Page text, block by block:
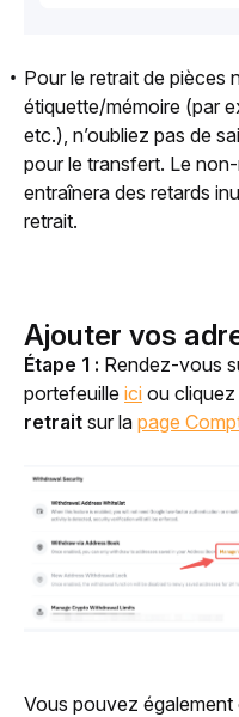
Pour le retrait de pièces
étiquette/mémoire (par
etc.), n’oubliez pas de
pour le transfert. Le
entraînera des retards
retrait.
Ajouter vos
Étape 1 : Rendez-vous
portefeuille ici ou cliquez
retrait sur la page
Vous pouvez également